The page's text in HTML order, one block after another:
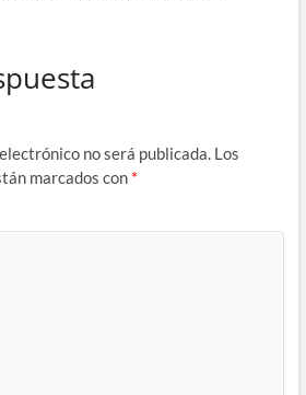
no será publicada. Los
marcados con *